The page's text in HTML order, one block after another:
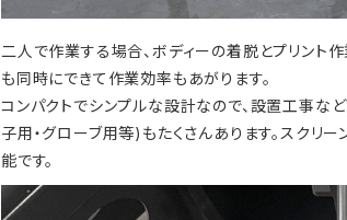
二人で作業する場合、ボディーの着脱とプリント
も同時にできて作業効率もあがります。
コンパクトでシンプルな設計なので、設置工事な
子用・グローブ用等)もたくさんあります。スクリ
能です。